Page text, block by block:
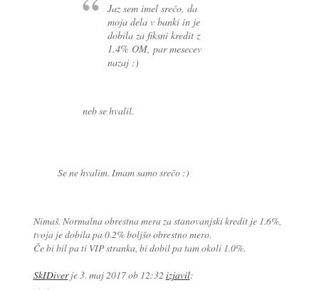
Jaz sem imel srečo, da
moja dela v banki in je
dobila za fiksni kredit z
1.4% OM, par mesecev
nazaj :)
neb se hvalil.
Se ne hvalim. Imam samo srečo :)
Nimaš. Normalna obrestna mera za stanovanjski kredit je 1.6%,
tvoja je dobila pa 0.2% boljšo obrestno mero.
Če bi bil pa ti VIP stranka, bi dobil pa tam okoli 1.0%.
SkIDiverje3. maj 2017 ob 12:32 izjavil: